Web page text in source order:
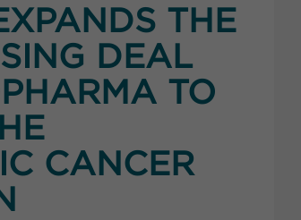
THE
DEAL
TO
CANCER